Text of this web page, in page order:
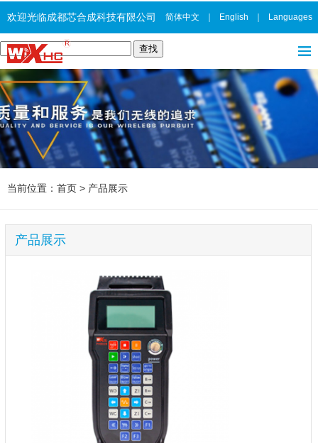
欢迎光临成都芯合成科技有限公司 简体中文 English Languages
当前位置： 首页 > 产品展示
产品展示